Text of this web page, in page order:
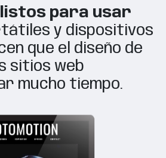
listos para usar
y dispositivos
que el diseño de
sitios web
mucho tiempo.